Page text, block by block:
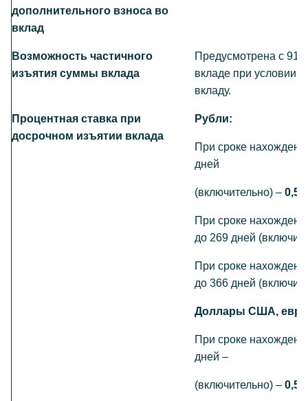
дополнительного взноса во
вклад
Возможность частичного
изъятия суммы вклада
Предусмотрена с 91
вкладе при условии
вкладу.
Процентная ставка при
досрочном изъятии вклада
Рубли:
При сроке
дней
(включительно) –
При сроке
до 269 дней
При сроке
до 366 дней
Доллары США,
При сроке
дней –
(включительно) –